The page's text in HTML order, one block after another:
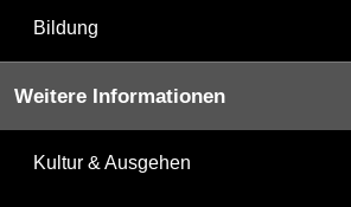
Bildung
Weitere Informationen
Kultur & Ausgehen